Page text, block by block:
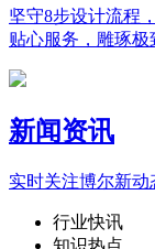
坚守8步设计流程
贴心服务，雕琢极
新闻资讯
实时关注博尔新
行业快讯
知识热点